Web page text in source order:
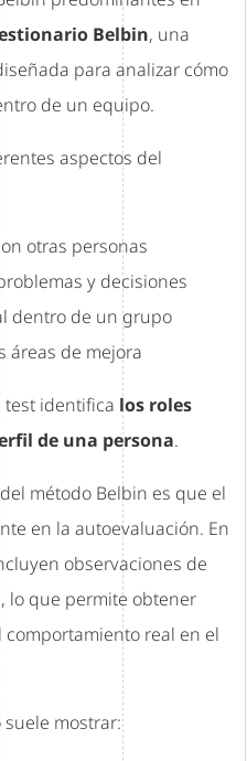
Belbin, una
para analizar cómo
de un equipo.
aspectos del
otras personas
y decisiones
dentro de un grupo
áreas de mejora
test identifica los roles
de una persona.
método Belbin es que el
en la autoevaluación. En
observaciones de
lo que permite obtener
real en el
mostrar: